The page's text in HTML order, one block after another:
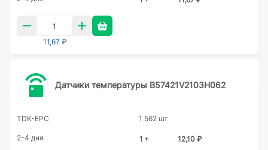
11,67 ₽
Датчики температуры B57421V2103H062
TDK-EPC 1 562 шт
2-4 дня 1 + 12,10 ₽